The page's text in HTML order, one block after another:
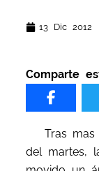
13 Dic 2012
Comparte
Tras mas
del martes,